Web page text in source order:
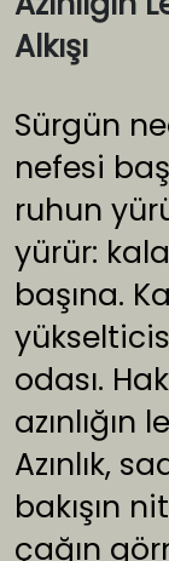
Alkışı
Sürgün
nefesi
ruhun
yürür:
başına.
odası.
Azınlık,
bakışın
çağın